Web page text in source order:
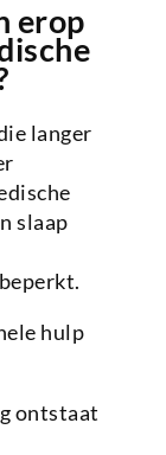
erop
langer
slaap
hulp
ontstaat